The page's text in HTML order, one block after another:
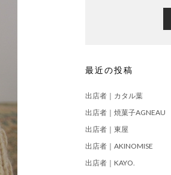
最近の投稿
出店者｜カタル葉
出店者｜焼菓子AGNEAU
出店者｜東屋
出店者｜AKINOMISE
出店者｜KAYO.